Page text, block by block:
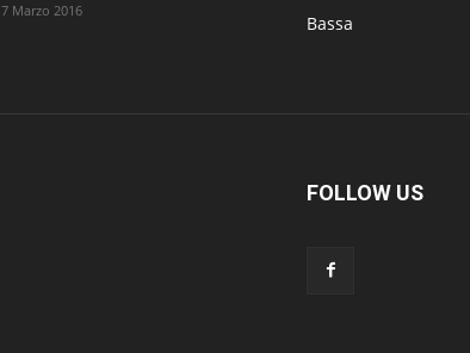
7 Marzo 2016
Bassa
FOLLOW US